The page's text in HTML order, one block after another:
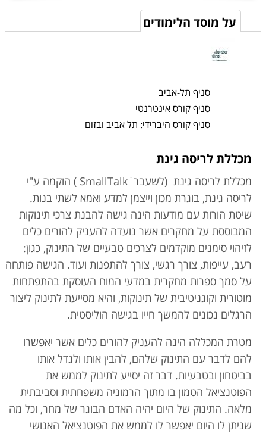
על מוסד הלימודים
סניף תל-אביב
סניף קורס אינטרנטי
סניף קורס היברידי: תל אביב ובזום
מכללת לריסה גינת
מכללת לריסה גינת (לשעבר SmallTalkׂׂׂׂ ) הוקמה ע"י
לריסה גינת, בוגרת מכון וייצמן למדע ואמא לשתי בנות.
שיטת הורות עם מודעות הינה גישה להבנת צרכי תינוקות
המבוססת על מחקרים אשר נועדה להעניק להורים כלים
לזיהוי סימנים מוקדמים לצרכים טבעיים של התינוק, כגון:
רעב, עייפות, צורך רגשי, צורך להתפנות ועוד. הגישה פותחה
על סמך ספרות מחקרית במדעי המוח העוסקת בהתפתחות
מוטורית וקוגניטיבית של תינוקות, והיא מסייעת לתינוק ליצור
הרגלים נכונים להמשך חייו בגישה הוליסטית.
מטרת המכללה הינה להעניק להורים כלים אשר יאפשרו
להם לדבר עם התינוק שלהם, להבין אותו ולגדל אותו
בביטחון ובטבעיות. דבר זה יסייע לתינוק לממש את
הפוטנציאל הטמון בו מתוך הרמוניה משפחתית וסביבתית
מלאה. התינוק של היום יהיה האדם הבוגר של מחר, וכל מה
שניתן לו היום יאפשר לו לממש את הפוטנציאל האנושי